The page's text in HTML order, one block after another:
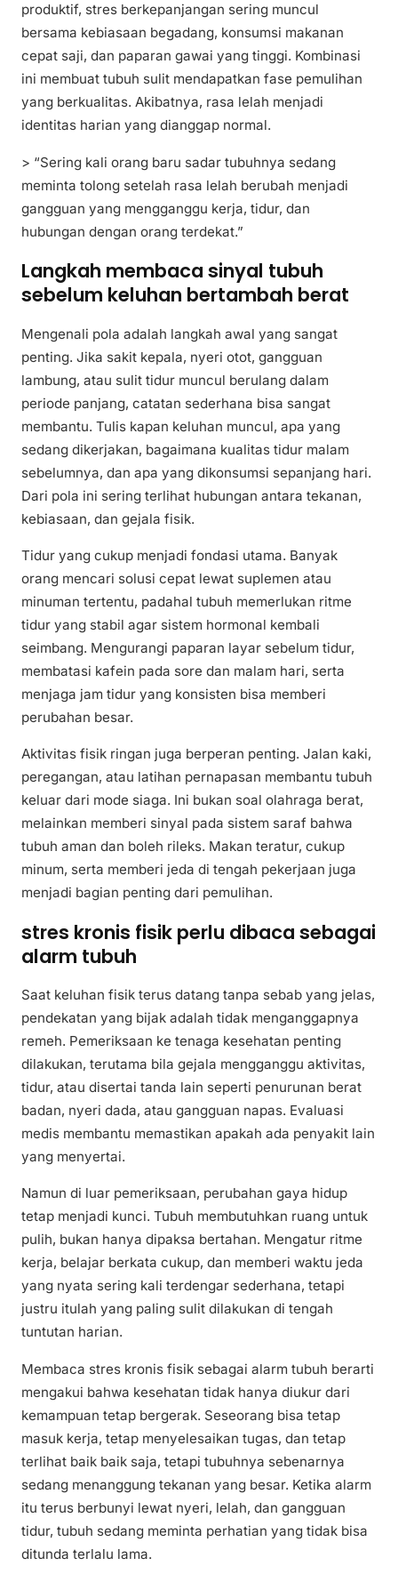
produktif, stres berkepanjangan sering muncul
bersama kebiasaan begadang, konsumsi makanan
cepat saji, dan paparan gawai yang tinggi. Kombinasi
ini membuat tubuh sulit mendapatkan fase pemulihan
yang berkualitas. Akibatnya, rasa lelah menjadi
identitas harian yang dianggap normal.
> “Sering kali orang baru sadar tubuhnya sedang
meminta tolong setelah rasa lelah berubah menjadi
gangguan yang mengganggu kerja, tidur, dan
hubungan dengan orang terdekat.”
Langkah membaca sinyal tubuh
sebelum keluhan bertambah berat
Mengenali pola adalah langkah awal yang sangat
penting. Jika sakit kepala, nyeri otot, gangguan
lambung, atau sulit tidur muncul berulang dalam
periode panjang, catatan sederhana bisa sangat
membantu. Tulis kapan keluhan muncul, apa yang
sedang dikerjakan, bagaimana kualitas tidur malam
sebelumnya, dan apa yang dikonsumsi sepanjang hari.
Dari pola ini sering terlihat hubungan antara tekanan,
kebiasaan, dan gejala fisik.
Tidur yang cukup menjadi fondasi utama. Banyak
orang mencari solusi cepat lewat suplemen atau
minuman tertentu, padahal tubuh memerlukan ritme
tidur yang stabil agar sistem hormonal kembali
seimbang. Mengurangi paparan layar sebelum tidur,
membatasi kafein pada sore dan malam hari, serta
menjaga jam tidur yang konsisten bisa memberi
perubahan besar.
Aktivitas fisik ringan juga berperan penting. Jalan kaki,
peregangan, atau latihan pernapasan membantu tubuh
keluar dari mode siaga. Ini bukan soal olahraga berat,
melainkan memberi sinyal pada sistem saraf bahwa
tubuh aman dan boleh rileks. Makan teratur, cukup
minum, serta memberi jeda di tengah pekerjaan juga
menjadi bagian penting dari pemulihan.
stres kronis fisik perlu dibaca sebagai
alarm tubuh
Saat keluhan fisik terus datang tanpa sebab yang jelas,
pendekatan yang bijak adalah tidak menganggapnya
remeh. Pemeriksaan ke tenaga kesehatan penting
dilakukan, terutama bila gejala mengganggu aktivitas,
tidur, atau disertai tanda lain seperti penurunan berat
badan, nyeri dada, atau gangguan napas. Evaluasi
medis membantu memastikan apakah ada penyakit lain
yang menyertai.
Namun di luar pemeriksaan, perubahan gaya hidup
tetap menjadi kunci. Tubuh membutuhkan ruang untuk
pulih, bukan hanya dipaksa bertahan. Mengatur ritme
kerja, belajar berkata cukup, dan memberi waktu jeda
yang nyata sering kali terdengar sederhana, tetapi
justru itulah yang paling sulit dilakukan di tengah
tuntutan harian.
Membaca stres kronis fisik sebagai alarm tubuh berarti
mengakui bahwa kesehatan tidak hanya diukur dari
kemampuan tetap bergerak. Seseorang bisa tetap
masuk kerja, tetap menyelesaikan tugas, dan tetap
terlihat baik baik saja, tetapi tubuhnya sebenarnya
sedang menanggung tekanan yang besar. Ketika alarm
itu terus berbunyi lewat nyeri, lelah, dan gangguan
tidur, tubuh sedang meminta perhatian yang tidak bisa
ditunda terlalu lama.